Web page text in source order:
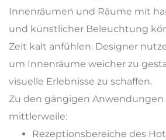
Innenräumen und Räume mit
und künstlicher Beleuchtung
Zeit kalt anfühlen. Designer
um Innenräume weicher zu
visuelle Erlebnisse zu schaffen.
Zu den gängigen Anwendungen
mittlerweile:
Rezeptionsbereiche des